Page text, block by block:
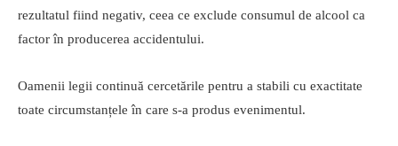
rezultatul fiind negativ, ceea ce exclude consumul de alcool ca
factor în producerea accidentului.
Oamenii legii continuă cercetările pentru a stabili cu exactitate
toate circumstanțele în care s-a produs evenimentul.